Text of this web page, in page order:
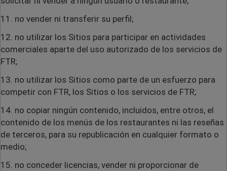
11. no vender ni transferir su perfil;
12. no utilizar los Sitios para participar en actividades
comerciales aparte del uso autorizado de los servicios de
FTR;
13. no utilizar los Sitios como parte de un esfuerzo para
competir con FTR, los Sitios o los servicios de FTR;
14. no copiar ningún contenido, incluidos, entre otros, el
contenido de los menús de los restaurantes ni las reseñas
de terceros, para su republicación en cualquier formato o
medio;
15. no conceder licencias, vender ni proporcionar de